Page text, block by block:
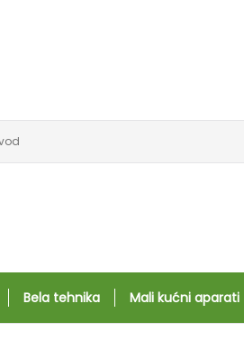
Bela tehnika Mali kućni aparati